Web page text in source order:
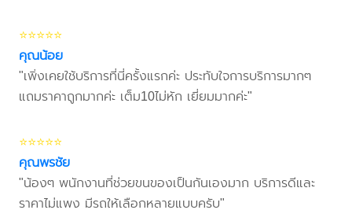
⭐⭐⭐⭐⭐
คุณน้อย
"เพิ่งเคยใช้บริการที่นี่ครั้งแรกค่ะ ประทับใจการบริการมากๆ
แถมราคาถูกมากค่ะ เต็ม10ไม่หัก เยี่ยมมากค่ะ"
⭐⭐⭐⭐⭐
คุณพรชัย
"น้องๆ พนักงานที่ช่วยขนของเป็นกันเองมาก บริการดีและ
ราคาไม่แพง มีรถให้เลือกหลายแบบครับ"